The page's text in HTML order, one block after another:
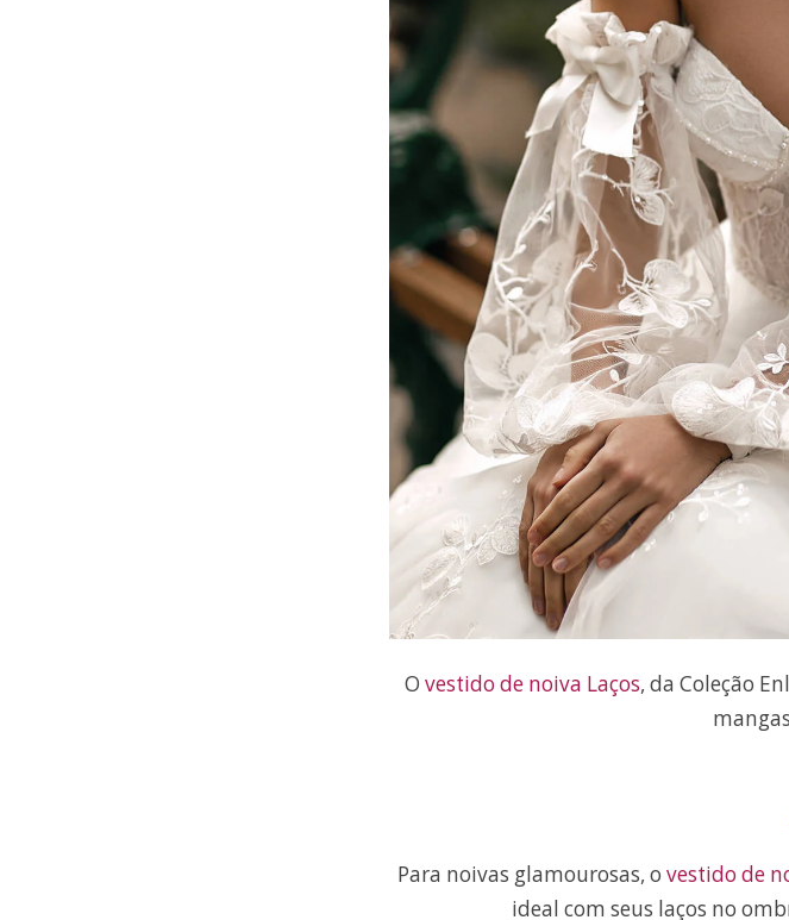
O vestido de noiva Laços, da Coleção
Para noivas glamourosas, o vestido de
ideal com seus laços no